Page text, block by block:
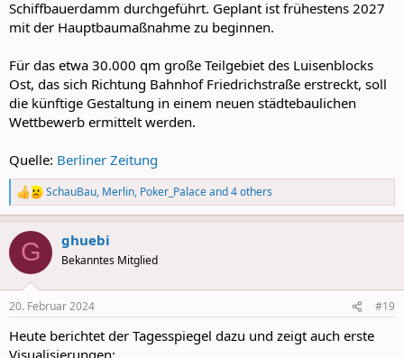
Schiffbauerdamm durchgeführt. Geplant ist frühestens 2027
mit der Hauptbaumaßnahme zu beginnen.
Für das etwa 30.000 qm große Teilgebiet des Luisenblocks
Ost, das sich Richtung Bahnhof Friedrichstraße erstreckt, soll
die künftige Gestaltung in einem neuen städtebaulichen
Wettbewerb ermittelt werden.
Quelle: Berliner Zeitung
R
e
a
c
i
s
SchauBau, Merlin, Poker_Palaceand 4 others
G ghuebi
Bekanntes Mitglied
20. Februar 2024 #19
Heute berichtet der Tagesspiegel dazu und zeigt auch erste
Visualisierungen: